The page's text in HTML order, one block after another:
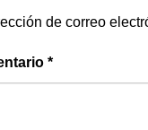
de correo
*